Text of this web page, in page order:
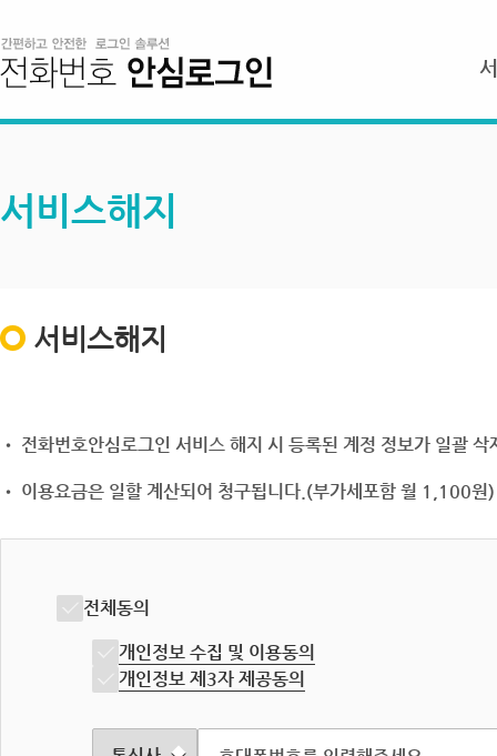
서비스해지
서비스해지
• 전화번호안심로그인 서비스 해지 시 등록된 계정 정보가 일괄
• 이용요금은 일할 계산되어 청구됩니다.(부가세포함 월 1,100원)
전체동의
개인정보 수집 및 이용동의
개인정보 제3자 제공동의